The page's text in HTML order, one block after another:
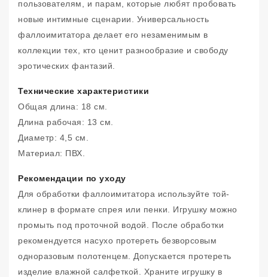
пользователям, и парам, которые любят пробовать
новые интимные сценарии. Универсальность
фаллоимитатора делает его незаменимым в
коллекции тех, кто ценит разнообразие и свободу
эротических фантазий.
Технические характеристики
Общая длина: 18 см.
Длина рабочая: 13 см.
Диаметр: 4,5 см.
Материал: ПВХ.
Рекомендации по уходу
Для обработки фаллоимитатора используйте той-
клинер в формате спрея или пенки. Игрушку можно
промыть под проточной водой. После обработки
рекомендуется насухо протереть безворсовым
одноразовым полотенцем. Допускается протереть
изделие влажной салфеткой. Храните игрушку в